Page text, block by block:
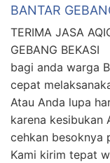
BANTAR
TERIMA JASA
GEBANG
bagi anda warga
cepat
Atau Anda lupa
karena kesibukan
cehkan besoknya
Kami kirim tepat